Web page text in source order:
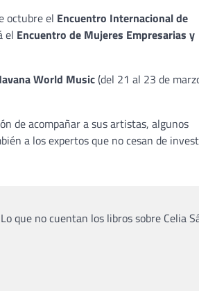
octubre el Encuentro Internacional de
el Encuentro de Mujeres Empresarias y
World Music(del 21 al 23 de
de acompañar a sus artistas, algunos
a los expertos que no cesan de
Lo que no cuentan los libros sobre Celia